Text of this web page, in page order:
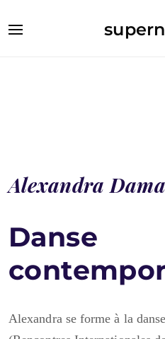
Alexandra
Danse
Alexandra se forme à la